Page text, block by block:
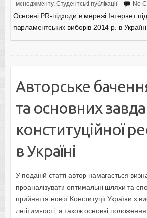
менеджменту, Студентські публікації No
Основні PR-підходи в мережі Інтернет
парламентських виборів 2014 р. в Україні
Авторське
та основних
конституційної
в Україні
У поданій статті автор намагається
проаналізувати оптимальні шляхи та
прийняття нової Конституції України з
легітимності, а також основні